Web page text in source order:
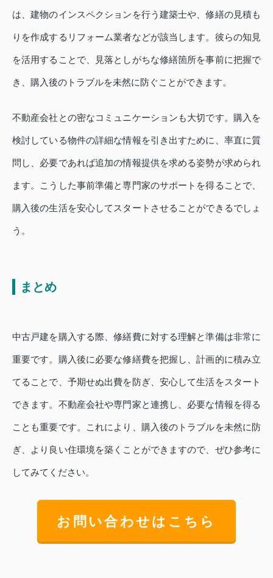
は、建物のインスペクションを行う建築士や、修繕の見積も
りを作成するリフォーム業者などが該当します。彼らの知見
を活用することで、見落としがちな修繕箇所を事前に把握で
き、購入後のトラブルを未然に防ぐことができます。
不動産会社との密なコミュニケーションも大切です。購入を
検討している物件の詳細な情報を引き出すために、率直に質
問し、必要であれば追加の情報提供を求める姿勢が求められ
ます。こうした事前準備と専門家のサポートを得ることで、
購入後の生活を安心してスタートさせることができるでしょ
う。
まとめ
中古戸建を購入する際、修繕費に対する理解と準備は非常に
重要です。購入後に必要な修繕費を把握し、計画的に積み立
てることで、予期せぬ出費を防ぎ、安心して生活をスタート
できます。不動産会社や専門家と連携し、必要な情報を得る
ことも重要です。これにより、購入後のトラブルを未然に防
ぎ、より良い住環境を築くことができますので、ぜひ参考に
してみてください。
お問い合わせはこちら